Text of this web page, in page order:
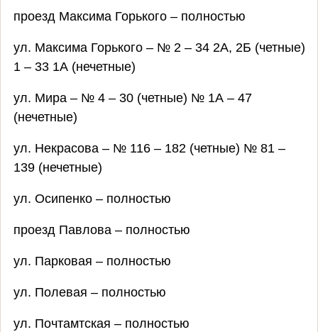
проезд Максима Горького – полностью
ул. Максима Горького – № 2 – 34 2А, 2Б (четные)
1 – 33 1А (нечетные)
ул. Мира – № 4 – 30 (четные) № 1А – 47
(нечетные)
ул. Некрасова – № 116 – 182 (четные) № 81 –
139 (нечетные)
ул. Осипенко – полностью
проезд Павлова – полностью
ул. Парковая – полностью
ул. Полевая – полностью
ул. Почтамтская – полностью